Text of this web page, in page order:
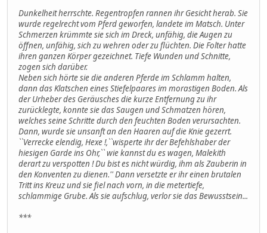
Dunkelheit herrschte. Regentropfen rannen ihr Gesicht herab. Sie
wurde regelrecht vom Pferd geworfen, landete im Matsch. Unter
Schmerzen krümmte sie sich im Dreck, unfähig, die Augen zu
öffnen, unfähig, sich zu wehren oder zu flüchten. Die Folter hatte
ihren ganzen Körper gezeichnet. Tiefe Wunden und Schnitte,
zogen sich darüber.
Neben sich hörte sie die anderen Pferde im Schlamm halten,
dann das Klatschen eines Stiefelpaares im morastigen Boden. Als
der Urheber des Geräusches die kurze Entfernung zu ihr
zurücklegte, konnte sie das Saugen und Schmatzen hören,
welches seine Schritte durch den feuchten Boden verursachten.
Dann, wurde sie unsanft an den Haaren auf die Knie gezerrt.
``Verrecke elendig, Hexe !,``wisperte ihr der Befehlshaber der
hiesigen Garde ins Ohr,`` wie kannst du es wagen, Malekith
derart zu verspotten ! Du bist es nicht würdig, ihm als Zauberin in
den Konventen zu dienen.'' Dann versetzte er ihr einen brutalen
Tritt ins Kreuz und sie fiel nach vorn, in die metertiefe,
schlammige Grube. Als sie aufschlug, verlor sie das Bewusstsein...
***